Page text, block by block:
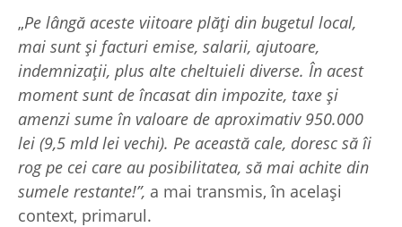
„Pe lângă aceste viitoare plăți din bugetul local,
mai sunt și facturi emise, salarii, ajutoare,
indemnizații, plus alte cheltuieli diverse. În acest
moment sunt de încasat din impozite, taxe și
amenzi sume în valoare de aproximativ 950.000
lei (9,5 mld lei vechi). Pe această cale, doresc să îi
rog pe cei care au posibilitatea, să mai achite din
sumele restante!”, a mai transmis, în același
context, primarul.